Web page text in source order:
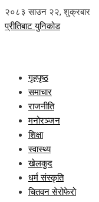
२०८३ साउन २२, शुक्रबार
प्रीतिबाट युनिकोड
गृहपृष्ठ
समाचार
राजनीति
मनोरञ्जन
शिक्षा
स्वास्थ्य
खेलकुद
धर्म संस्कृति
चितवन सेरोफेरो